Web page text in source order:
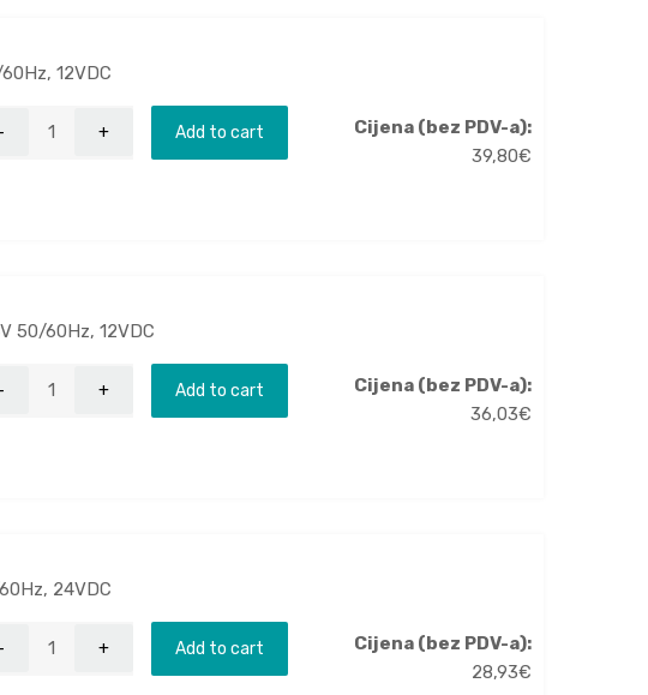
12VDC
Add to cart
Cijena (bez PDV-a):
39,80€
50/60Hz, 12VDC
Add to cart
Cijena (bez PDV-a):
36,03€
24VDC
Add to cart
Cijena (bez PDV-a):
28,93€